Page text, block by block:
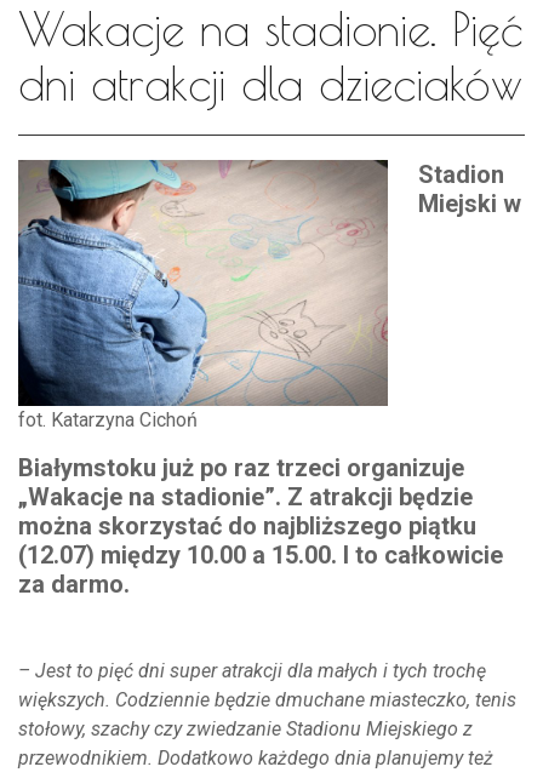
Wakacje na stadionie. Pięć
dni atrakcji dla dzieciaków
fot. Katarzyna Cichoń
Stadion
Miejski w
Białymstoku już po raz trzeci organizuje
„Wakacje na stadionie”. Z atrakcji będzie
można skorzystać do najbliższego piątku
(12.07) między 10.00 a 15.00. I to całkowicie
za darmo.
– Jest to pięć dni super atrakcji dla małych i tych trochę
większych. Codziennie będzie dmuchane miasteczko, tenis
stołowy, szachy czy zwiedzanie Stadionu Miejskiego z
przewodnikiem. Dodatkowo każdego dnia planujemy też